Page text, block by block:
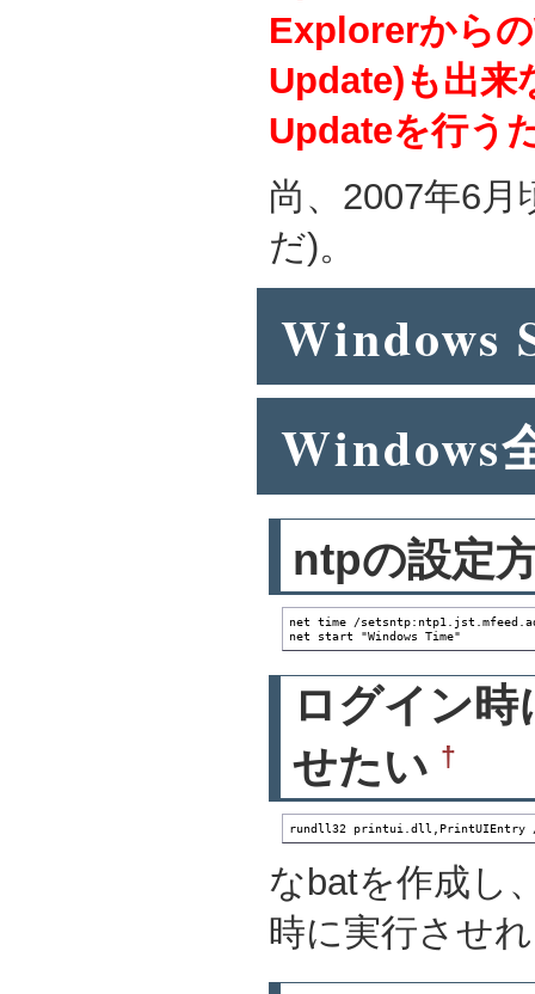
Explorerから
Update)も出来
Updateを行う
尚、2007年6月
だ)。
Windows
Windows
ntpの設定
net time /
net start "Windows Time"
ログイン
せたい †
rundll32 printui.dll,PrintUIEntry /
なbatを作成し
時に実行させ